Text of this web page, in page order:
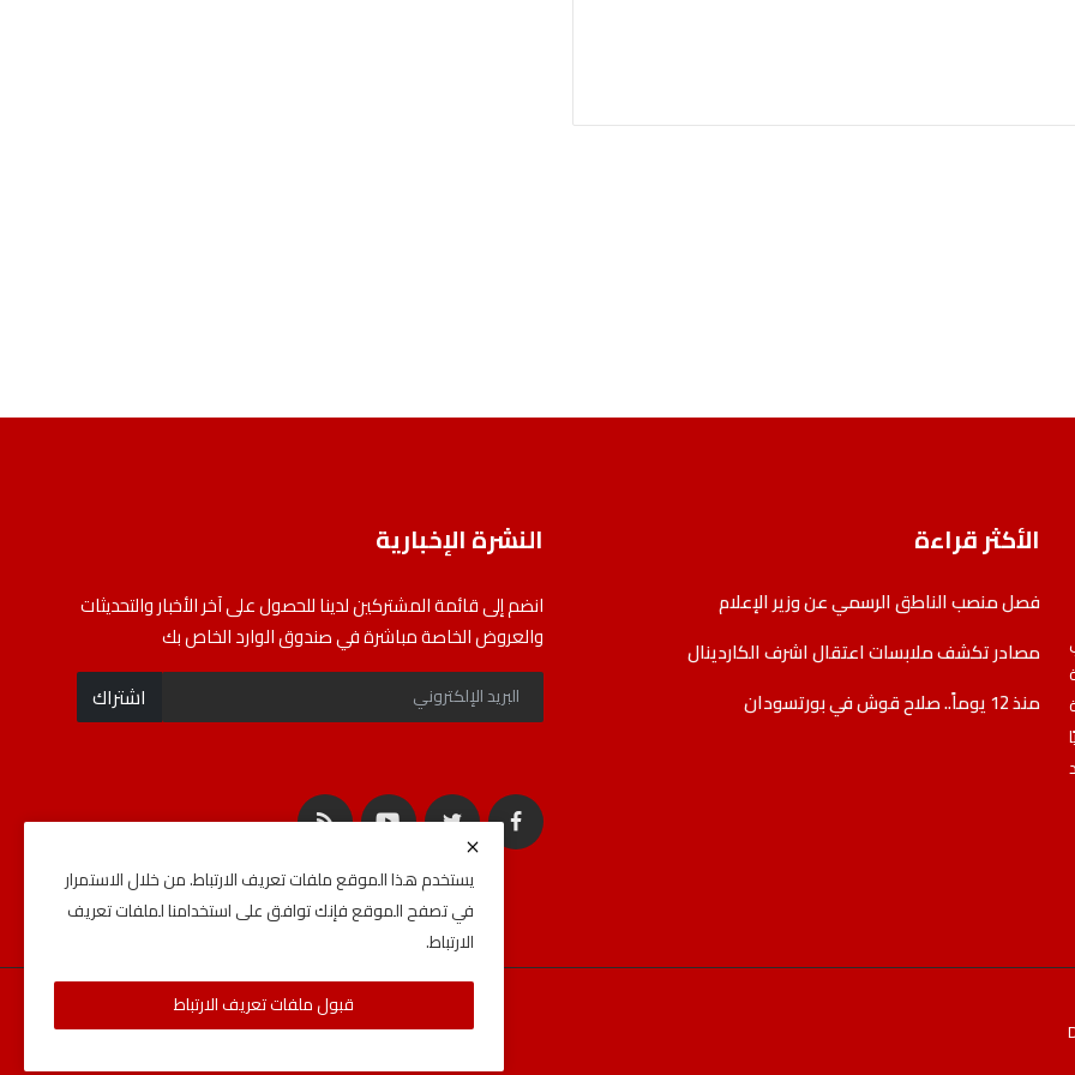
الأكثر قراءة
فصل منصب الناطق الرسمي عن وزير الإعلام
مصادر تكشف ملابسات اعتقال اشرف الكاردينال
منذ 12 يوماً.. صلاح قوش في بورتسودان
النشرة الإخبارية
انضم إلى قائمة المشتركين لدينا للحصول على آخر الأخبار والتحديثات
والعروض الخاصة مباشرة في صندوق الوارد الخاص بك
اشتراك
الأحكام والشروط
يستخدم هذا الموقع ملفات تعريف الارتباط. من خلال الاستمرار
في تصفح الموقع فإنك توافق على استخدامنا لملفات تعريف
الارتباط.
قبول ملفات تعريف الارتباط